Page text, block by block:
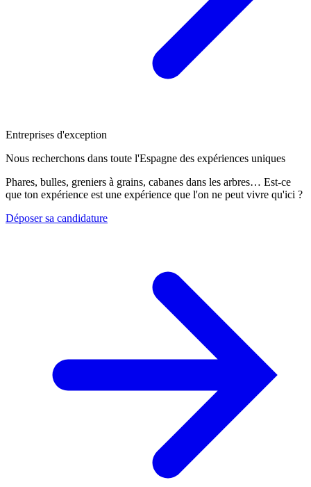
Entreprises d'exception
Nous recherchons dans toute l'Espagne des expériences uniques
Phares, bulles, greniers à grains, cabanes dans les arbres… Est-ce
que ton expérience est une expérience que l'on ne peut vivre qu'ici ?
Déposer sa candidature